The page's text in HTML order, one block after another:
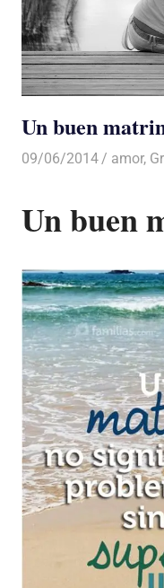
Un buen
09/06/2014 Luis
amor,
Un buen